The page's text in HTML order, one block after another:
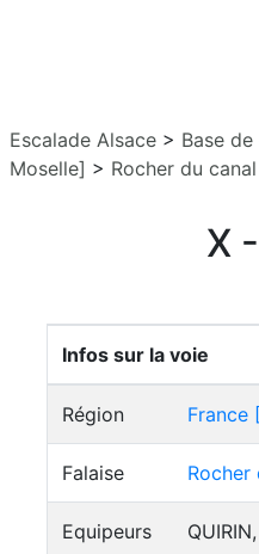
Escalade Alsace > Base
Moselle] > Rocher du canal
X
Infos sur la voie
Région France
Falaise Rocher
Equipeurs